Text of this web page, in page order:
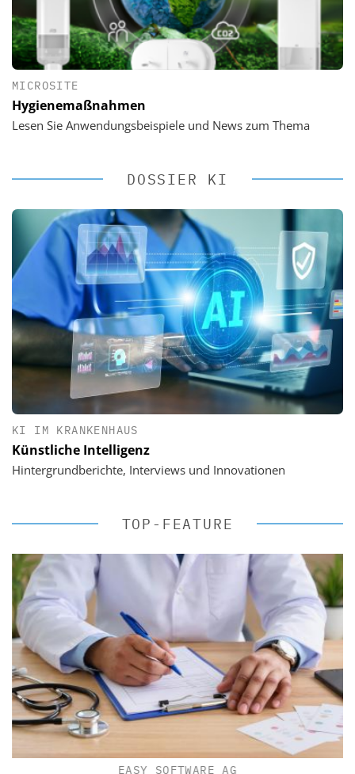
MICROSITE
Hygienemaßnahmen
Lesen Sie Anwendungsbeispiele und News zum Thema
DOSSIER KI
KI IM KRANKENHAUS
Künstliche Intelligenz
Hintergrundberichte, Interviews und Innovationen
TOP-FEATURE
EASY SOFTWARE AG